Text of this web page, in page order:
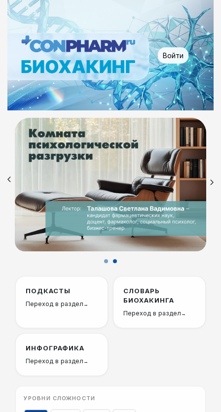
Войти
ПОДКАСТЫ
Переход в раздел
СЛОВАРЬ
БИОХАКИНГА
Переход в раздел
ИНФОГРАФИКА
Переход в раздел
УРОВНИ СЛОЖНОСТИ